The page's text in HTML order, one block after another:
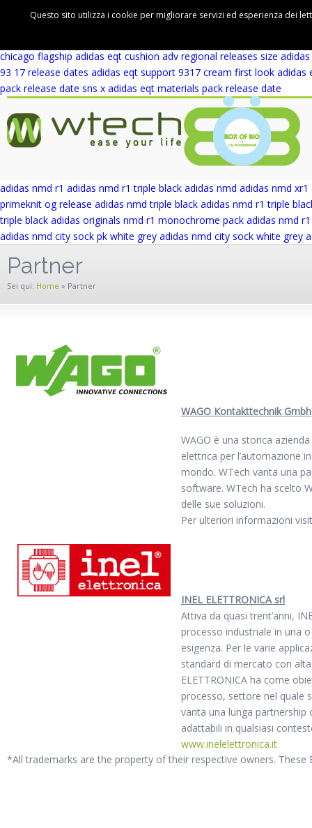
adidas eqt support 93 winter wool release date
adidas eqt support
cushion adv first look
adidas eqt cushion adv blue europe
chicago flagship adidas eqt cushion adv regional releases size
93 17 release dates adidas eqt support 9317 cream first look adidas
pack release date sns x adidas eqt materials pack release date
adidas nmd r1 adidas nmd r1 triple black adidas nmd adidas nmd xr1
primeknit og release adidas nmd triple black adidas nmd r1 triple
triple black adidas originals nmd r1 monochrome pack adidas nmd
adidas nmd city sock pk white grey adidas nmd city sock white grey
Partner
Sei qui: Home » Partner
WAGO Kontakttechnik Gmbh
WAGO è una storica
elettrica per l’automazione
mondo. WTech vanta una
software. WTech ha scelto
delle sue soluzioni.
Per ulteriori informazioni
INEL ELETTRONICA srl
Attiva da quasi trent’anni,
processo industriale in una
esigenza. Per le varie
standard di mercato con
ELETTRONICA ha come
processo, settore nel quale
vanta una lunga
adattabili in qualsiasi
www.inelelettronica.it
*All trademarks are the property of their respective owners.
Questo sito utilizza i cookie per migliorare servizi ed esperienza dei